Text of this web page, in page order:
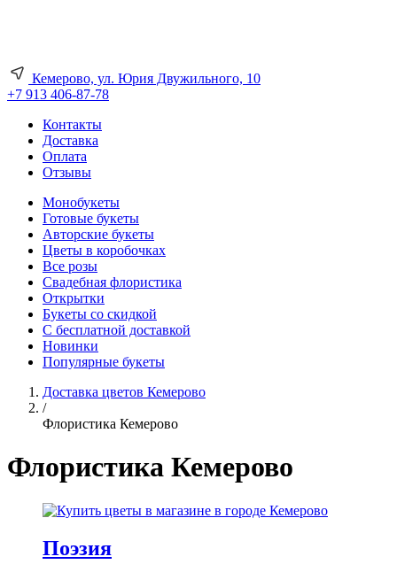
Кемерово, ул. Юрия Двужильного, 10
+7 913 406-87-78
Контакты
Доставка
Оплата
Отзывы
Монобукеты
Готовые букеты
Авторские букеты
Цветы в коробочках
Все розы
Свадебная флористика
Открытки
Букеты со скидкой
С бесплатной доставкой
Новинки
Популярные букеты
Доставка цветов Кемерово
/
Флористика Кемерово
Флористика Кемерово
Поэзия